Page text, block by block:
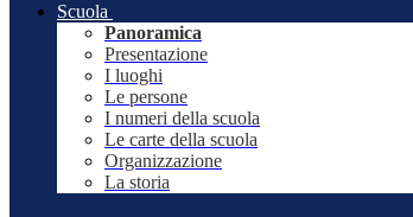
Scuola
Panoramica
Presentazione
I luoghi
Le persone
I numeri della scuola
Le carte della scuola
Organizzazione
La storia